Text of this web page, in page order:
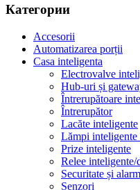
Категории
Accesorii
Automatizarea porții
Casa inteligenta
Electrovalve
Hub-uri și
Întrerupătoare
Întrerupător
Lacăte inteligente
Lămpi
Prize inteligente
Relee inteligente/
Securitate și
Senzori